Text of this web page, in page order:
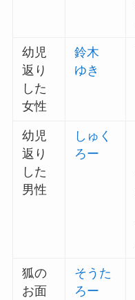
幼児
返り
した
女性
鈴木
ゆき
幼児
返り
した
男性
しゅく
ろー
狐の
お面
そうた
ろー